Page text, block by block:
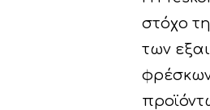
στόχο
των